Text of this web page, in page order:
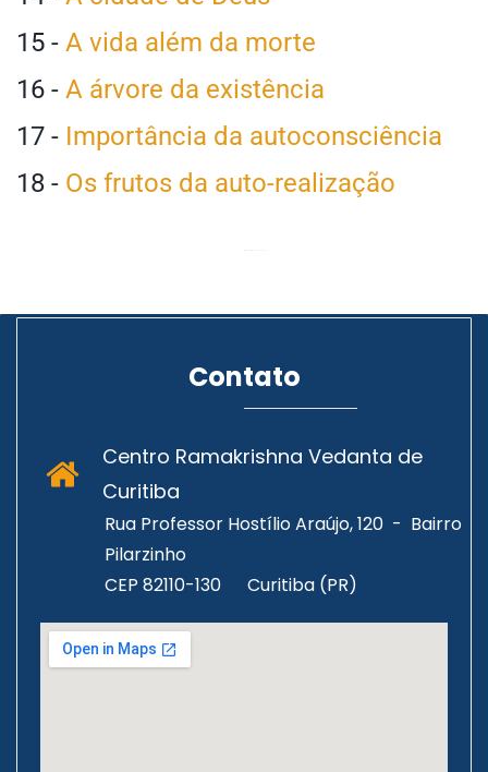
15 - A vida além da morte
16 - A árvore da existência
17 - Importância da autoconsciência
18 - Os frutos da auto-realização
Contato
Centro Ramakrishna Vedanta de
Curitiba
Rua Professor Hostílio Araújo, 120 - Bairro
Pilarzinho
CEP 82110-130 Curitiba (PR)